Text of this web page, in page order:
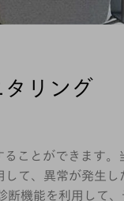
リング
ことができます。
て、異常が発生し
機能を利用して、